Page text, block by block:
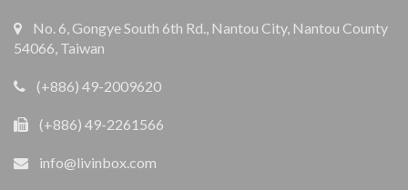
No. 6, Gongye South 6th Rd., Nantou City, Nantou County
54066, Taiwan
(+886) 49-2009620
(+886) 49-2261566
info@livinbox.com